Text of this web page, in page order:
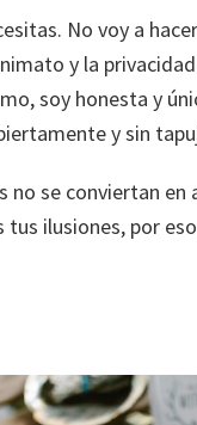
No voy a
y la
soy honesta y
y sin
no se conviertan en
ilusiones, por eso